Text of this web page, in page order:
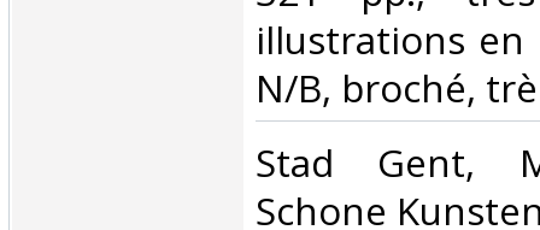
illustrations
N/B, broché,
‎Stad Gent,
Schone